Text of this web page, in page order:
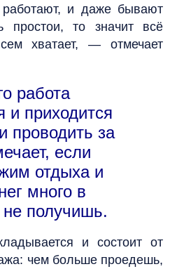
и даже бывают
простои, то значит всё
хватает, — отмечает
работа
и приходится
проводить за
если
отдыха и
много в
получишь.
и состоит от
чем больше проедешь,